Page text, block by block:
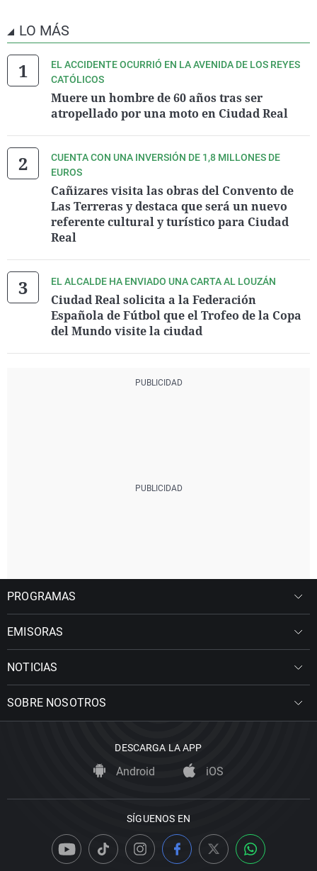
LO MÁS
EL ACCIDENTE OCURRIÓ EN LA AVENIDA DE LOS REYES
CATÓLICOS
Muere un hombre de 60 años tras ser
atropellado por una moto en Ciudad Real
CUENTA CON UNA INVERSIÓN DE 1,8 MILLONES DE
EUROS
Cañizares visita las obras del Convento de
Las Terreras y destaca que será un nuevo
referente cultural y turístico para Ciudad
Real
EL ALCALDE HA ENVIADO UNA CARTA AL LOUZÁN
Ciudad Real solicita a la Federación
Española de Fútbol que el Trofeo de la Copa
del Mundo visite la ciudad
PROGRAMAS
EMISORAS
NOTICIAS
SOBRE NOSOTROS
DESCARGA LA APP
Android iOS
SÍGUENOS EN